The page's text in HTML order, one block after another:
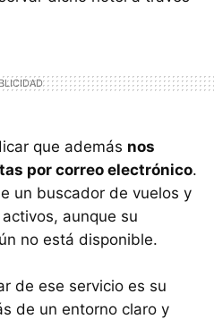
que además nos
por correo electrónico.
un buscador de vuelos y
aunque su
no está disponible.
de ese servicio es su
de un entorno claro y